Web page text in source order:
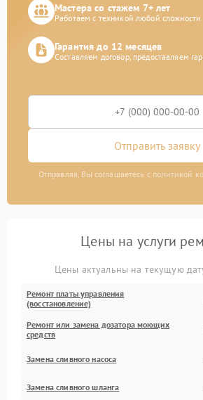
Мастера со стажем 7+ лет
Работаем с техникой любой сложности
Гарантия до 12 месяцев
Составляем договор, предоставляем
Отправить заявку
Отправляя, Вы соглашаетесь с политикой
Цены на услуги
Цены актуальны на текущую
Ремонт платы управления
(восстановление)
Ремонт или замена дозатора моющих
средств
Замена сливного насоса
Замена сливного шланга